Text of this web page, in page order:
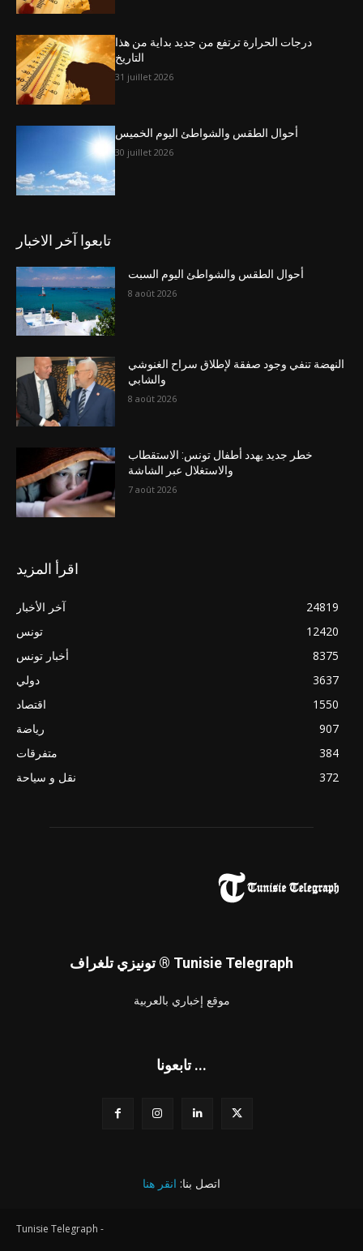
درجات الحرارة ترتفع من جديد بداية من هذا
التاريخ
31 juillet 2026
أحوال الطقس والشواطئ اليوم الخميس
30 juillet 2026
تابعوا آخر الاخبار
أحوال الطقس والشواطئ اليوم السبت
8 août 2026
النهضة تنفي وجود صفقة لإطلاق سراح الغنوشي
والشابي
8 août 2026
خطر جديد يهدد أطفال تونس: الاستقطاب
والاستغلال عبر الشاشة
7 août 2026
اقرأ المزيد
آخر الأخبار
24819
تونس
12420
أخبار تونس
8375
دولي
3637
اقتصاد
1550
رياضة
907
متفرقات
384
نقل و سياحة
372
تونيزي تلغراف ® Tunisie Telegraph
موقع إخباري بالعربية
تابعونا ...
اتصل بنا: انقر هنا
Tunisie Telegraph -